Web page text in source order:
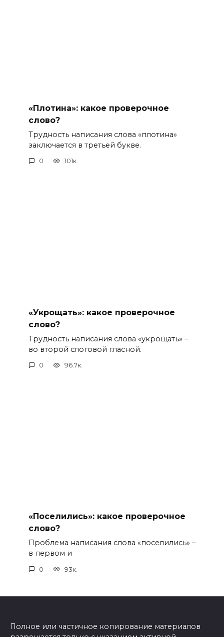
«Плотина»: какое проверочное
слово?
Трудность написания слова «плотина»
заключается в третьей букве.
0 101к.
«Укрощать»: какое проверочное
слово?
Трудность написания слова «укрощать» –
во второй слоговой гласной.
0 96.7к.
«Поселились»: какое проверочное
слово?
Проблема написания слова «поселились» –
в первом и
0 93к.
Полное или частичное копирование материалов